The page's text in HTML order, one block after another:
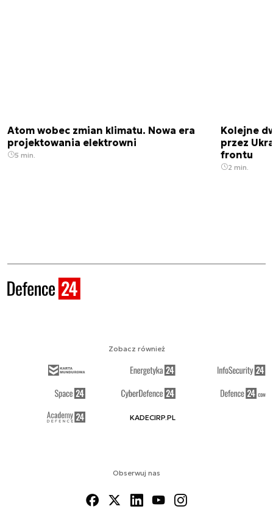
Atom wobec zmian klimatu. Nowa era
projektowania elektrowni
5 min.
Kolejne
przez
frontu
2 min.
Obserwuj nas
Zobacz również
KADECIRP.PL